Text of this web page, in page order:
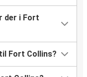
der i Fort
Fort Collins?